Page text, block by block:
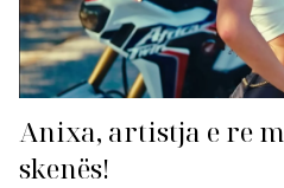
Anixa, artistja e re
skenës!